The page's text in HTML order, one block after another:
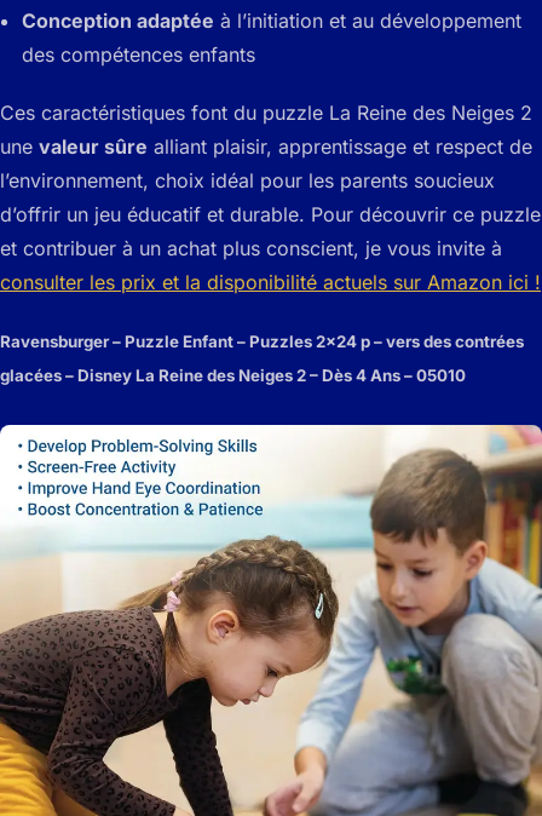
Conception adaptée à l’initiation et au développement
des compétences enfants
Ces caractéristiques font du puzzle La Reine des Neiges 2
une valeur sûre alliant plaisir, apprentissage et respect de
l’environnement, choix idéal pour les parents soucieux
d’offrir un jeu éducatif et durable. Pour découvrir ce puzzle
et contribuer à un achat plus conscient, je vous invite à
consulter les prix et la disponibilité actuels sur Amazon ici !
Ravensburger – Puzzle Enfant – Puzzles 2×24 p – vers des contrées
glacées – Disney La Reine des Neiges 2 – Dès 4 Ans – 05010